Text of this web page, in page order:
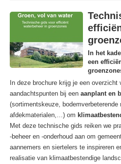
In het
een
In deze brochure krijg je een overzicht
aandachtspunten bij een aanplant en
(sortimentskeuze,
afdekmaterialen,…) om
Met deze technische gids reiken we
-beheer en -onderhoud aan om
aannemers en siertelers te inspireren
realisatie van klimaatbestendige